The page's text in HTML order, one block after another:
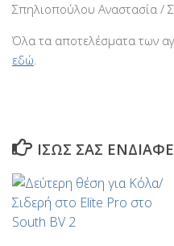
Σπηλιοπούλου Αναστασία /
Όλα τα αποτελέσματα των
εδώ.
ΊΣΩΣ ΣΑΣ